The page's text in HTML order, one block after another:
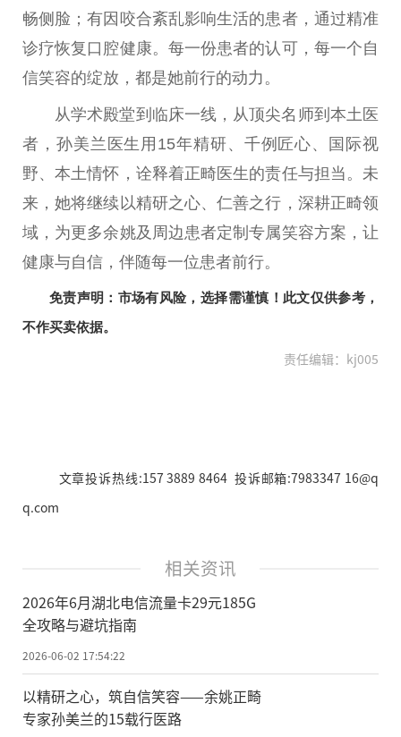
畅侧脸；有因咬合紊乱影响生活的患者，通过精准
诊疗恢复口腔健康。每一份患者的认可，每一个自
信笑容的绽放，都是她前行的动力。
从学术殿堂到临床一线，从顶尖名师到本土医
者，孙美兰医生用15年精研、千例匠心、国际视
野、本土情怀，诠释着正畸医生的责任与担当。未
来，她将继续以精研之心、仁善之行，深耕正畸领
域，为更多余姚及周边患者定制专属笑容方案，让
健康与自信，伴随每一位患者前行。
免责声明：市场有风险，选择需谨慎！此文仅供参考，
不作买卖依据。
责任编辑：kj005
文章投诉热线:157 3889 8464 投诉邮箱:7983347 16@q
q.com
相关资讯
2026年6月湖北电信流量卡29元185G
全攻略与避坑指南
2026-06-02 17:54:22
以精研之心，筑自信笑容——余姚正畸
专家孙美兰的15载行医路